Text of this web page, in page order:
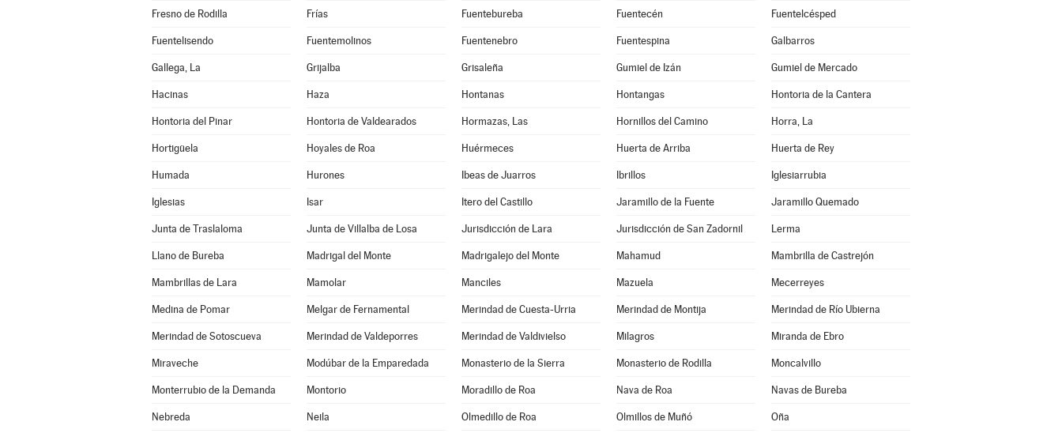
Fresno de Rodilla Frías Fuentebureba Fuentecén Fuentelcésped
Fuentelisendo Fuentemolinos Fuentenebro Fuentespina Galbarros
Gallega, La Grijalba Grisaleña Gumiel de Izán Gumiel de Mercado
Hacinas Haza Hontanas Hontangas Hontoria de la Cantera
Hontoria del Pinar Hontoria de Valdearados Hormazas, Las Hornillos del Camino Horra, La
Hortigüela Hoyales de Roa Huérmeces Huerta de Arriba Huerta de Rey
Humada Hurones Ibeas de Juarros Ibrillos Iglesiarrubia
Iglesias Isar Itero del Castillo Jaramillo de la Fuente Jaramillo Quemado
Junta de Traslaloma Junta de Villalba de Losa Jurisdicción de Lara Jurisdicción de San Zadornil Lerma
Llano de Bureba Madrigal del Monte Madrigalejo del Monte Mahamud Mambrilla de Castrejón
Mambrillas de Lara Mamolar Manciles Mazuela Mecerreyes
Medina de Pomar Melgar de Fernamental Merindad de Cuesta-Urria Merindad de Montija Merindad de Río Ubierna
Merindad de Sotoscueva Merindad de Valdeporres Merindad de Valdivielso Milagros Miranda de Ebro
Miraveche Modúbar de la Emparedada Monasterio de la Sierra Monasterio de Rodilla Moncalvillo
Monterrubio de la Demanda Montorio Moradillo de Roa Nava de Roa Navas de Bureba
Nebreda Neila Olmedillo de Roa Olmillos de Muñó Oña